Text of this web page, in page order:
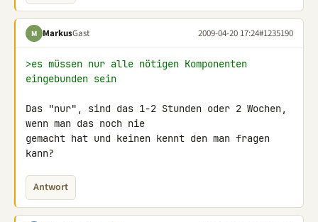
M MarkusGast 2009-04-20 17:24#1235190
>es müssen nur alle nötigen Komponenten
eingebunden sein
Das "nur", sind das 1-2 Stunden oder 2 Wochen,
wenn man das noch nie
gemacht hat und keinen kennt den man fragen
kann?
Antwort